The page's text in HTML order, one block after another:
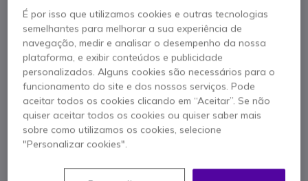
Contacte os nossos peritos -Linha gratuita
800 780 300
F.A.Q Live Chat
Descrição produto
Telefone IP de gama alta
É por isso que utilizamos cookies e outras tecnologias
semelhantes para melhorar a sua experiência de
navegação, medir e analisar o desempenho da nossa
plataforma, e exibir conteúdos e publicidade
personalizados. Alguns cookies são necessários para o
funcionamento do site e dos nossos serviços. Pode
aceitar todos os cookies clicando em “Aceitar”. Se não
quiser aceitar todos os cookies ou quiser saber mais
sobre como utilizamos os cookies, selecione
"Personalizar cookies".